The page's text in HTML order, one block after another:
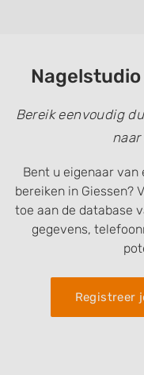
Bereik eenvoudig
naar
Bent u eigenaar
bereiken in Giessen?
toe aan de database
gegevens,
Registreer